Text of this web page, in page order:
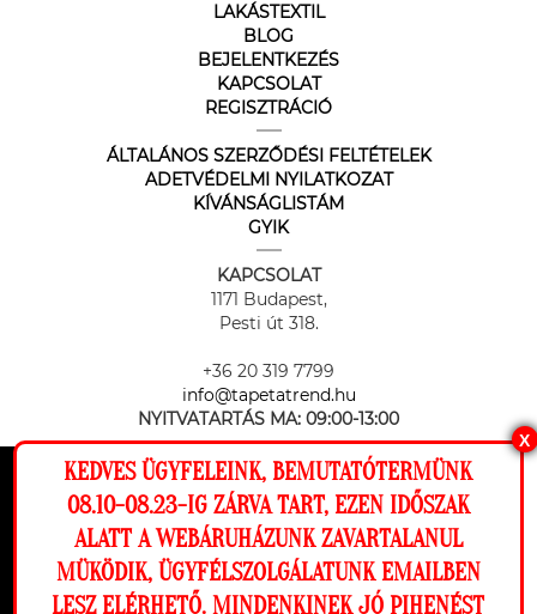
Ez a weboldal cookie-kat használ, hogy a
lehető legjobb élményt nyújtsa honlapunkon.
Beállítások
LAKÁSTEXTIL
BLOG
BEJELENTKEZÉS
KAPCSOLAT
REGISZTRÁCIÓ
ÁLTALÁNOS SZERZŐDÉSI FELTÉTELEK
ADETVÉDELMI NYILATKOZAT
KÍVÁNSÁGLISTÁM
GYIK
KAPCSOLAT
1171 Budapest,
Pesti út 318.
+36 20 319 7799
info@tapetatrend.hu
NYITVATARTÁS MA: 09:00-13:00
Az online fizetést a Barion Payment Zrt. biztosítja, MNB engedély
száma: H-EN-I-1064/2013
X
KEDVES ÜGYFELEINK, BEMUTATÓTERMÜNK
08.10-08.23-IG ZÁRVA TART, EZEN IDŐSZAK
ALATT A WEBÁRUHÁZUNK ZAVARTALANUL
MÜKÖDIK, ÜGYFÉLSZOLGÁLATUNK EMAILBEN
LESZ ELÉRHETŐ. MINDENKINEK JÓ PIHENÉST